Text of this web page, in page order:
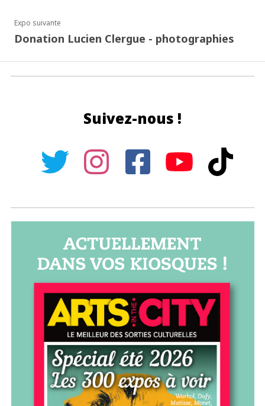
Expo suivante
Donation Lucien Clergue - photographies
Suivez-nous !